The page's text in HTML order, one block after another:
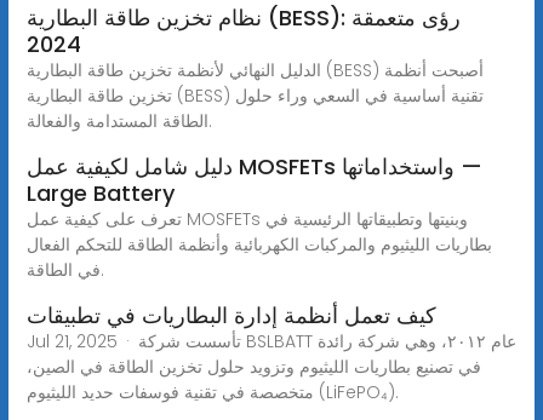
نظام تخزين طاقة البطارية (BESS): رؤى متعمقة
2024
الدليل النهائي لأنظمة تخزين طاقة البطارية (BESS) أصبحت أنظمة
تخزين طاقة البطارية (BESS) تقنية أساسية في السعي وراء حلول
الطاقة المستدامة والفعالة.
دليل شامل لكيفية عمل MOSFETs واستخداماتها —
Large Battery
تعرف على كيفية عمل MOSFETs وبنيتها وتطبيقاتها الرئيسية في
بطاريات الليثيوم والمركبات الكهربائية وأنظمة الطاقة للتحكم الفعال
في الطاقة.
كيف تعمل أنظمة إدارة البطاريات في تطبيقات
Jul 21, 2025 · تأسست شركة BSLBATT عام ٢٠١٢، وهي شركة رائدة
في تصنيع بطاريات الليثيوم وتزويد حلول تخزين الطاقة في الصين،
متخصصة في تقنية فوسفات حديد الليثيوم (LiFePO₄).